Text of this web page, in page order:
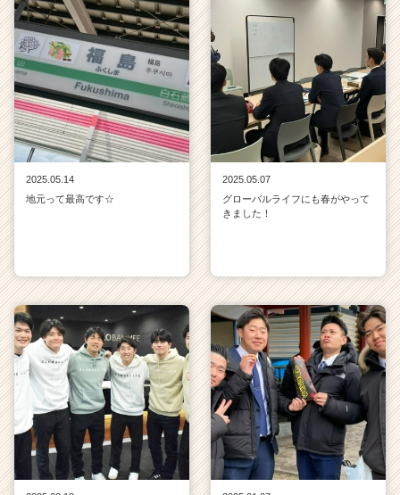
2025.05.14
地元って最高です☆
2025.05.07
グローバルライフにも春がやって
きました！